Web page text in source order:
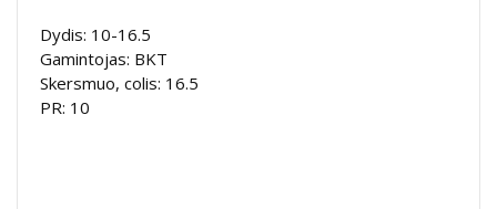
Dydis: 10-16.5
Gamintojas: BKT
Skersmuo, colis: 16.5
PR: 10